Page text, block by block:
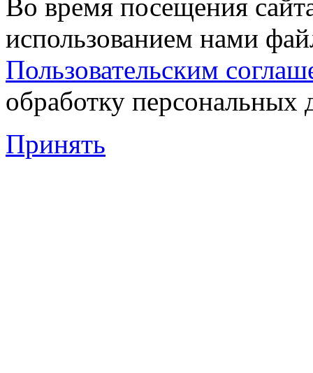
Во время посещения
использованием нами
Пользовательским
обработку персональных
Принять